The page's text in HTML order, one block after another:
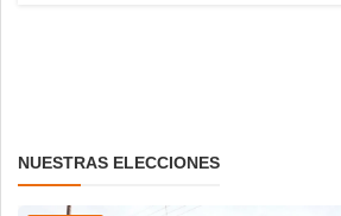
NUESTRAS ELECCIONES